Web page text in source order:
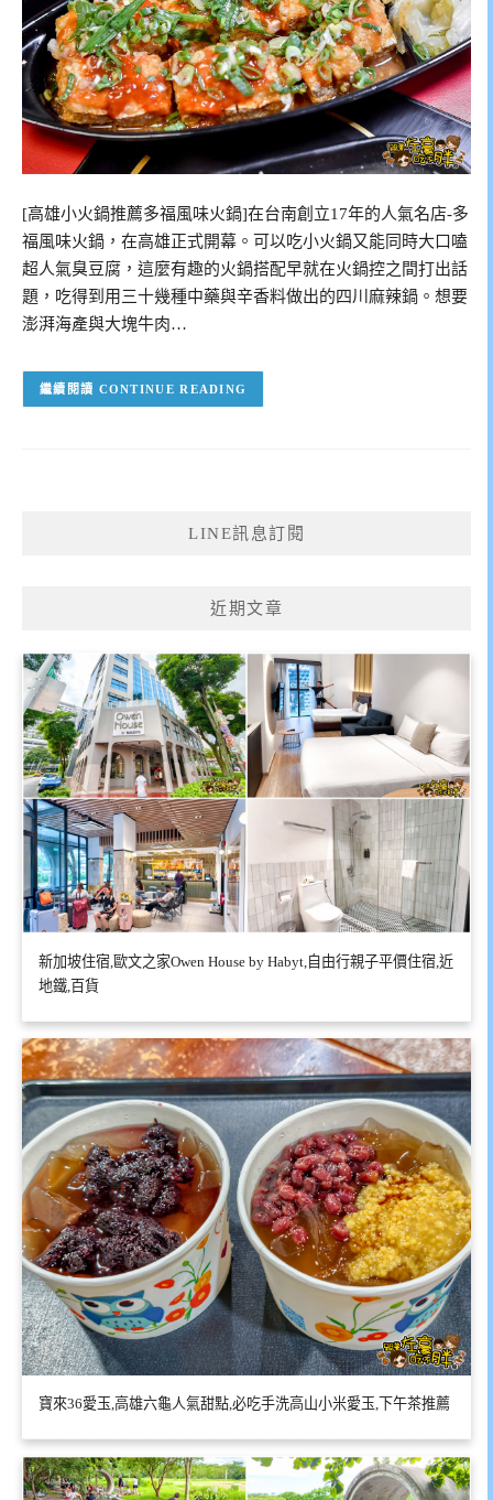
[高雄小火鍋推薦多福風味火鍋]在台南創立17年的人氣名店-多
福風味火鍋，在高雄正式開幕。可以吃小火鍋又能同時大口嗑
超人氣臭豆腐，這麼有趣的火鍋搭配早就在火鍋控之間打出話
題，吃得到用三十幾種中藥與辛香料做出的四川麻辣鍋。想要
澎湃海產與大塊牛肉…
CONTINUE READING
LINE訊息訂閱
近期文章
新加坡住宿,歐文之家Owen House by Habyt,自由行親子平價住宿,近
地鐵,百貨
寶來36愛玉,高雄六龜人氣甜點,必吃手洗高山小米愛玉,下午茶推薦